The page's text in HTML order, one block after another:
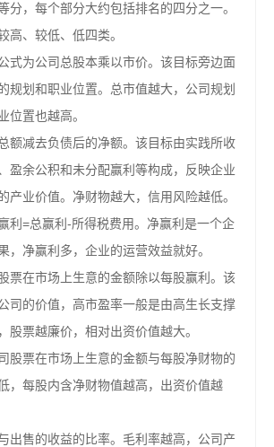
分，每个部分大约包括排名的四分之一。
高、较低、低四类。
为公司总股本乘以市价。该目标旁边面
规划和职业位置。总市值越大，公司规划
位置也越高。
减去负债后的净额。该目标由实践所收
盈余公积和未分配赢利等构成，反映企业
产业价值。净财物越大，信用风险越低。
=总赢利-所得税费用。净赢利是一个企
，净赢利多，企业的运营效益就好。
在市场上生意的金额除以每股赢利。该
司的价值，高市盈率一般是由高生长支撑
股票越廉价，相对出资价值越大。
票在市场上生意的金额与每股净财物的
，每股内含净财物值越高，出资价值越
售的收益的比率。毛利率越高，公司产